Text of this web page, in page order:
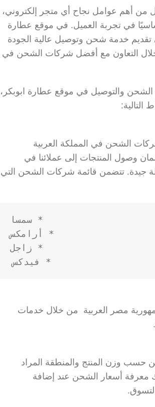
من أهم عوامل نجاح أي متجر إلكتروني،
في تجربة العميل. في موقع عطارة
خدمة شحن وتوصيل عالية الجودة
خلال التعاون مع أفضل شركات الشحن في
والتوصيل في موقع عطارة ابوبكر،
التالية:
الشحن في المملكة العربية
وصول المنتجات إلى عملائنا في
جيدة. تتضمن قائمة شركات الشحن التي
* فيدكس
مصر العربية من خلال خدمات
حسب وزن المنتج والمنطقة المراد
معرفة أسعار الشحن عند إضافة